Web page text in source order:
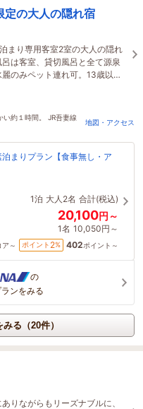
の大人の隠れ宿
まり専用客室2室の大人の隠れ
は客室、貸切風呂と全て源泉
のみペット連れ可。13歳以下
ません。
約１時間。 JR吾妻線
地図・アクセス
まりプラン【食事無し・ア
1泊 大人2名 合計(税込)
20,100円～
1名 10,050円～
ア～ ポイント 2% 402ポイント～
の
ンをみる
る（20件）
りながらもリーズナブルに、